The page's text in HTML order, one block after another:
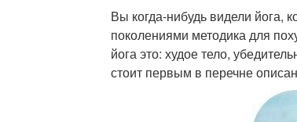
Вы когда-нибудь видели йога,
поколениями методика для
йога это: худое тело,
стоит первым в перечне